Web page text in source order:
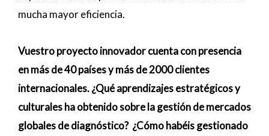
mucha mayor eficiencia.
Vuestro proyecto innovador cuenta con presencia
en más de 40 países y más de 2000 clientes
internacionales. ¿Qué aprendizajes estratégicos y
culturales ha obtenido sobre la gestión de mercados
globales de diagnóstico? ¿Cómo habéis gestionado